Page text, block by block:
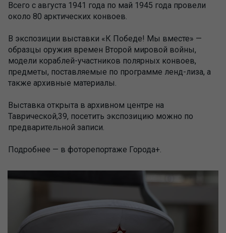
Всего с августа 1941 года по май 1945 года провели
около 80 арктических конвоев.
В экспозиции выставки «К Победе! Мы вместе» —
образцы оружия времен Второй мировой войны,
модели кораблей-участников полярных конвоев,
предметы, поставляемые по программе ленд-лиза, а
также архивные материалы.
Выставка открыта в архивном центре на
Таврической,39, посетить экспозицию можно по
предварительной записи.
Подробнее — в фоторепортаже Города+.